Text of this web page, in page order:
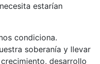
estarían
condiciona.
soberanía y llevar
desarrollo